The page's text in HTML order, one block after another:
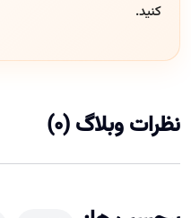
کنید.
نظرات وبلاگ (0)